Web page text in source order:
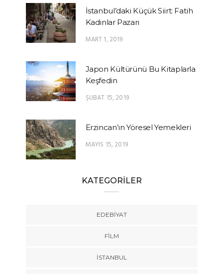
İstanbul’daki Küçük Siirt: Fatih
Kadınlar Pazarı
MART 1, 2019
Japon Kültürünü Bu Kitaplarla
Keşfedin
ŞUBAT 15, 2019
Erzincan’ın Yöresel Yemekleri
MAYIS 15, 2019
KATEGORİLER
EDEBIYAT
FILM
İSTANBUL